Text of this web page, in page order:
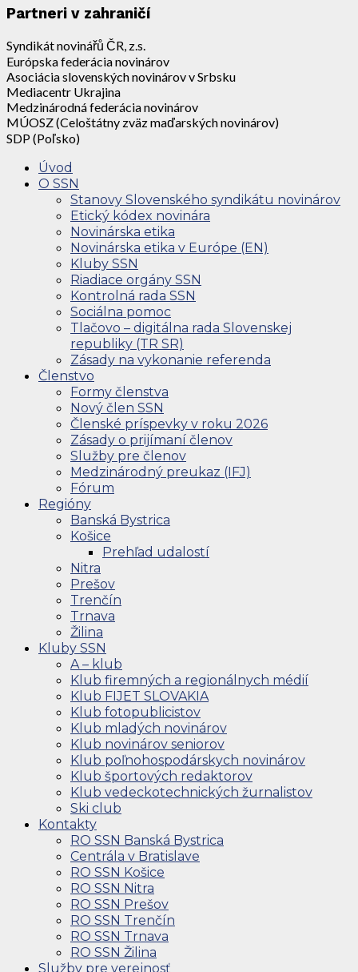
Partneri v zahraničí
Syndikát novinářů ČR, z.s.
Európska federácia novinárov
Asociácia slovenských novinárov v Srbsku
Mediacentr Ukrajina
Medzinárodná federácia novinárov
MÚOSZ (Celoštátny zväz maďarských novinárov)
SDP (Poľsko)
Úvod
O SSN
Stanovy Slovenského syndikátu novinárov
Etický kódex novinára
Novinárska etika
Novinárska etika v Európe (EN)
Kluby SSN
Riadiace orgány SSN
Kontrolná rada SSN
Sociálna pomoc
Tlačovo – digitálna rada Slovenskej
republiky (TR SR)
Zásady na vykonanie referenda
Členstvo
Formy členstva
Nový člen SSN
Členské príspevky v roku 2026
Zásady o prijímaní členov
Služby pre členov
Medzinárodný preukaz (IFJ)
Fórum
Regióny
Banská Bystrica
Košice
Prehľad udalostí
Nitra
Prešov
Trenčín
Trnava
Žilina
Kluby SSN
A – klub
Klub firemných a regionálnych médií
Klub FIJET SLOVAKIA
Klub fotopublicistov
Klub mladých novinárov
Klub novinárov seniorov
Klub poľnohospodárskych novinárov
Klub športových redaktorov
Klub vedeckotechnických žurnalistov
Ski club
Kontakty
RO SSN Banská Bystrica
Centrála v Bratislave
RO SSN Košice
RO SSN Nitra
RO SSN Prešov
RO SSN Trenčín
RO SSN Trnava
RO SSN Žilina
Služby pre verejnosť